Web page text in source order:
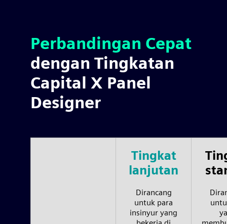
Perbandingan Cepat
dengan Tingkatan
Capital X Panel
Designer
Tingkat
lanjutan
Dirancang
untuk para
insinyur yang